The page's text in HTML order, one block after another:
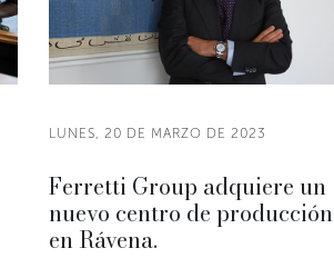
LUNES, 20 DE MARZO DE 2023
Ferretti Group adquiere un
nuevo centro de producción
en Rávena.